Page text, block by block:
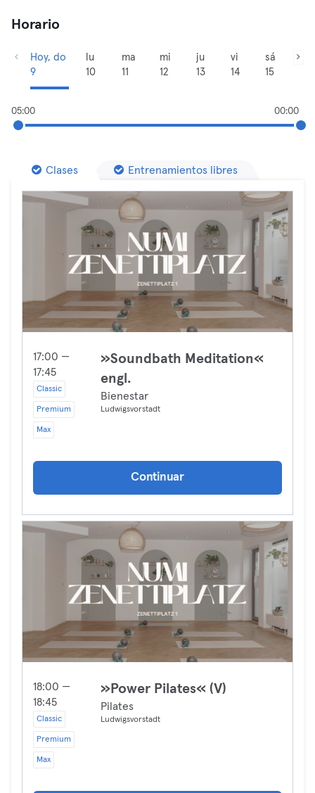
Horario
Hoy, do
9
lu
10
ma
11
mi
12
ju
13
vi
14
sá
15
05:00 00:00
Clases Entrenamientos libres
17:00 —
17:45
Classic
Premium
Max
»Soundbath Meditation«
engl.
Bienestar
Ludwigsvorstadt
Continuar
18:00 —
18:45
Classic
Premium
Max
»Power Pilates« (V)
Pilates
Ludwigsvorstadt